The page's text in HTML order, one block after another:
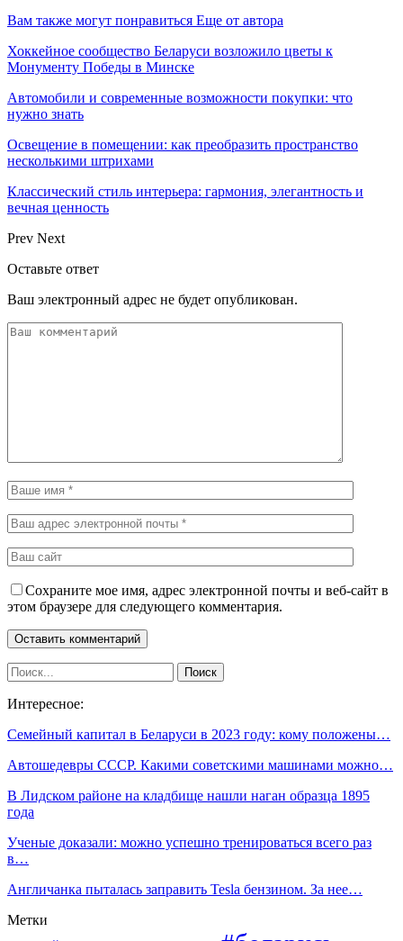
Вам также могут понравиться Еще от автора
Хоккейное сообщество Беларуси возложило цветы к
Монументу Победы в Минске
Автомобили и современные возможности покупки: что
нужно знать
Освещение в помещении: как преобразить пространство
несколькими штрихами
Классический стиль интерьера: гармония, элегантность и
вечная ценность
Prev Next
Оставьте ответ
Ваш электронный адрес не будет опубликован.
Сохраните мое имя, адрес электронной почты и веб-сайт в
этом браузере для следующего комментария.
Интересное:
Семейный капитал в Беларуси в 2023 году: кому положены…
Автошедевры СССР. Какими советскими машинами можно…
В Лидском районе на кладбище нашли наган образца 1895
года
Ученые доказали: можно успешно тренироваться всего раз
в…
Англичанка пыталась заправить Tesla бензином. За нее…
Метки